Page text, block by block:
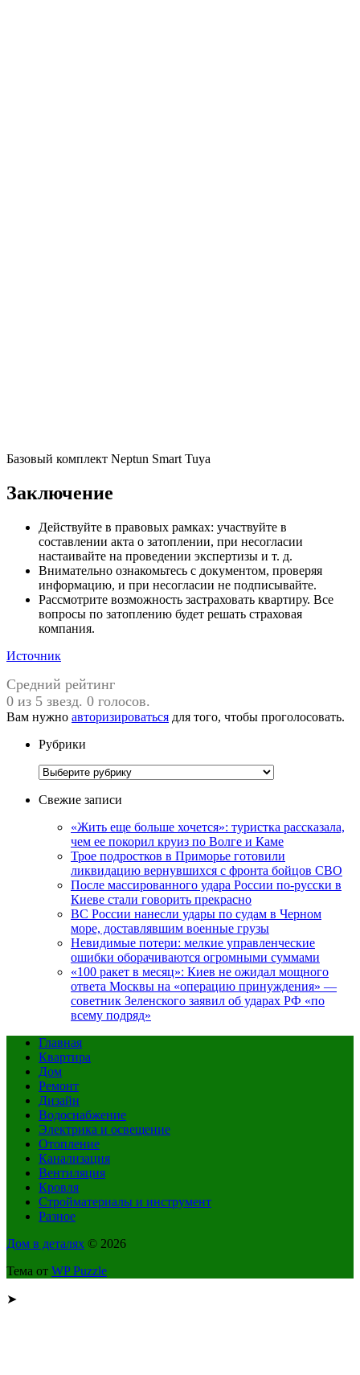
Базовый комплект Neptun Smart Tuya
Заключение
Действуйте в правовых рамках: участвуйте в
составлении акта о затоплении, при несогласии
настаивайте на проведении экспертизы и т. д.
Внимательно ознакомьтесь с документом, проверяя
информацию, и при несогласии не подписывайте.
Рассмотрите возможность застраховать квартиру. Все
вопросы по затоплению будет решать страховая
компания.
Источник
Средний рейтинг
0 из 5 звезд. 0 голосов.
Вам нужно авторизироваться для того, чтобы проголосовать.
Рубрики
Рубрики
Свежие записи
«Жить еще больше хочется»: туристка рассказала,
чем ее покорил круиз по Волге и Каме
Трое подростков в Приморье готовили
ликвидацию вернувшихся с фронта бойцов СВО
После массированного удара России по-русски в
Киеве стали говорить прекрасно
ВС России нанесли удары по судам в Черном
море, доставлявшим военные грузы
Невидимые потери: мелкие управленческие
ошибки оборачиваются огромными суммами
«100 ракет в месяц»: Киев не ожидал мощного
ответа Москвы на «операцию принуждения» —
советник Зеленского заявил об ударах РФ «по
всему подряд»
Главная
Квартира
Дом
Ремонт
Дизайн
Водоснабжение
Электрика и освещение
Отопление
Канализация
Вентиляция
Кровля
Стройматериалы и инструмент
Разное
Дом в деталях © 2026
Тема от WP Puzzle
➤